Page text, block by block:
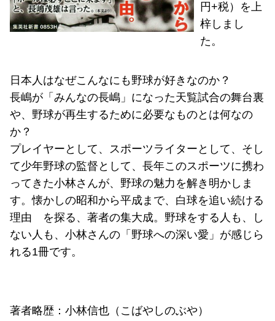
円+税）を上
梓しまし
た。
日本人はなぜこんなにも野球が好きなのか？
長嶋が「みんなの長嶋」になった天覧試合の舞台裏
や、野球が再生するために必要なものとは何なの
か？
プレイヤーとして、スポーツライターとして、そし
て少年野球の監督として、長年このスポーツに携わ
ってきた小林さんが、野球の魅力を解き明かしま
す。懐かしの昭和から平成まで、白球を追い続ける
理由 を探る、著者の集大成。野球をする人も、し
ない人も、小林さんの「野球への深い愛」が感じら
れる1冊です。
著者略歴：小林信也（こばやしのぶや）